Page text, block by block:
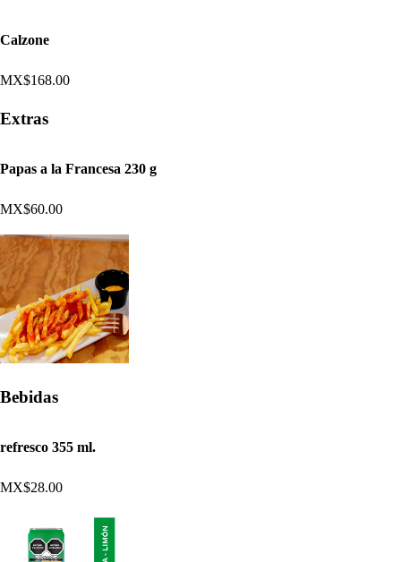
Calzone
MX$168.00
Extras
Papas a la Francesa 230 g
MX$60.00
Bebidas
refresco 355 ml.
MX$28.00